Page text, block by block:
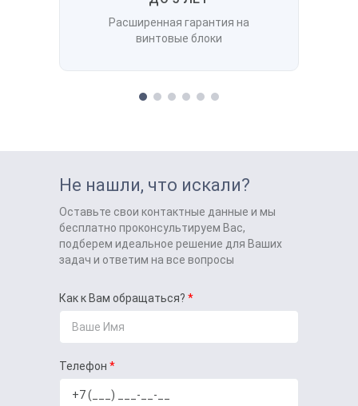
Расширенная гарантия на
винтовые блоки
Не нашли, что искали?
Оставьте свои контактные данные и мы
бесплатно проконсультируем Вас,
подберем идеальное решение для Ваших
задач и ответим на все вопросы
Как к Вам обращаться?
Телефон